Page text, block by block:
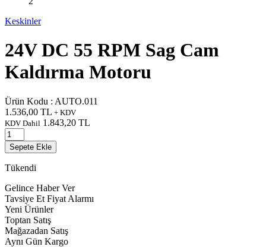
Keskinler
24V DC 55 RPM Sag Cam
Kaldırma Motoru
Ürün Kodu : AUTO.011
1.536,00 TL + KDV
KDV Dahil 1.843,20 TL
Sepete Ekle
Tükendi
Gelince Haber Ver
Tavsiye Et Fiyat Alarmı
Yeni Ürünler
Toptan Satış
Mağazadan Satış
Aynı Gün Kargo